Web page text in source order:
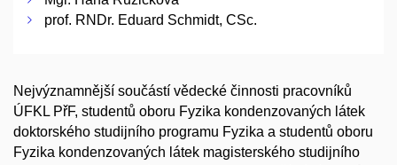
prof. RNDr. Eduard Schmidt, CSc.
Nejvýznamnější součástí vědecké činnosti pracovníků
ÚFKL PřF, studentů oboru Fyzika kondenzovaných látek
doktorského studijního programu Fyzika a studentů oboru
Fyzika kondenzovaných látek magisterského studijního